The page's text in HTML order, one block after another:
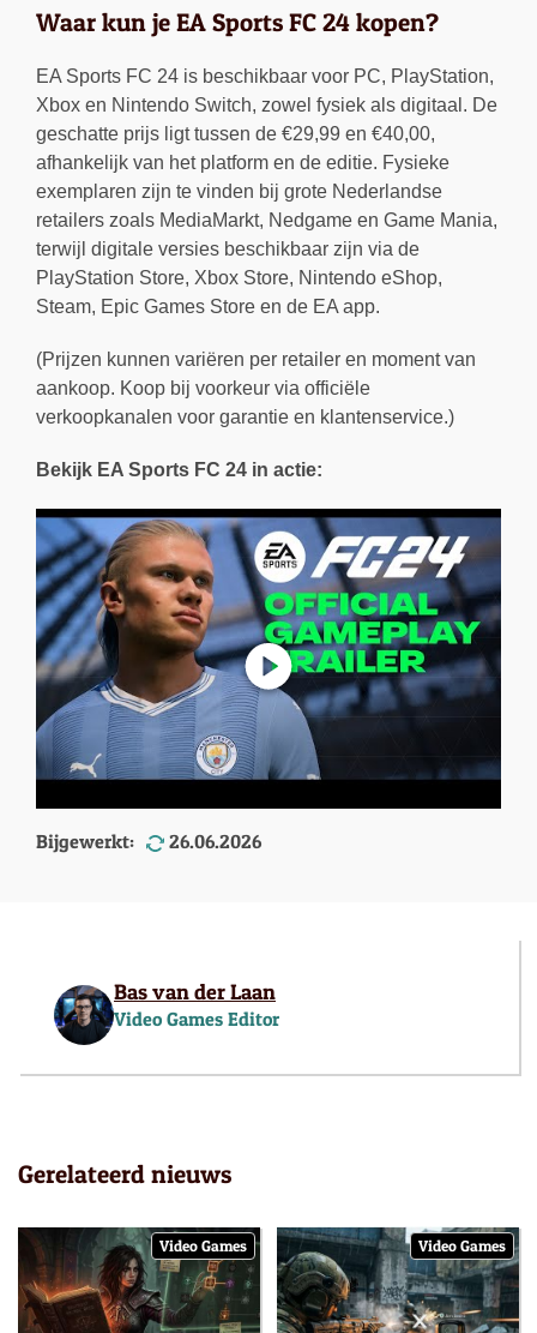
Waar kun je EA Sports FC 24 kopen?
EA Sports FC 24 is beschikbaar voor PC, PlayStation,
Xbox en Nintendo Switch, zowel fysiek als digitaal. De
geschatte prijs ligt tussen de €29,99 en €40,00,
afhankelijk van het platform en de editie. Fysieke
exemplaren zijn te vinden bij grote Nederlandse
retailers zoals MediaMarkt, Nedgame en Game Mania,
terwijl digitale versies beschikbaar zijn via de
PlayStation Store, Xbox Store, Nintendo eShop,
Steam, Epic Games Store en de EA app.
(Prijzen kunnen variëren per retailer en moment van
aankoop. Koop bij voorkeur via officiële
verkoopkanalen voor garantie en klantenservice.)
Bekijk EA Sports FC 24 in actie:
Bijgewerkt: 26.06.2026
Bas van der Laan
Video Games Editor
Gerelateerd nieuws
Video Games Video Games